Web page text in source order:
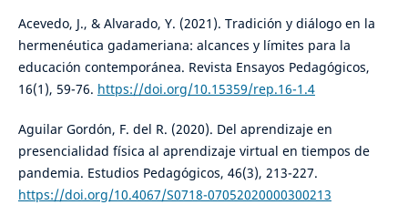
Acevedo, J., & Alvarado, Y. (2021). Tradición y diálogo en la
hermenéutica gadameriana: alcances y límites para la
educación contemporánea. Revista Ensayos Pedagógicos,
16(1), 59-76. https://doi.org/10.15359/rep.16-1.4
Aguilar Gordón, F. del R. (2020). Del aprendizaje en
presencialidad física al aprendizaje virtual en tiempos de
pandemia. Estudios Pedagógicos, 46(3), 213-227.
https://doi.org/10.4067/S0718-07052020000300213